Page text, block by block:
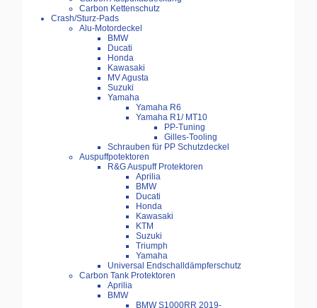
Carbon Kettenschutz
Crash/Sturz-Pads
Alu-Motordeckel
BMW
Ducati
Honda
Kawasaki
MV Agusta
Suzuki
Yamaha
Yamaha R6
Yamaha R1/ MT10
PP-Tuning
Gilles-Tooling
Schrauben für PP Schutzdeckel
Auspuffpotektoren
R&G Auspuff Protektoren
Aprilia
BMW
Ducati
Honda
Kawasaki
KTM
Suzuki
Triumph
Yamaha
Universal Endschalldämpferschutz
Carbon Tank Protektoren
Aprilia
BMW
BMW S1000RR 2019-